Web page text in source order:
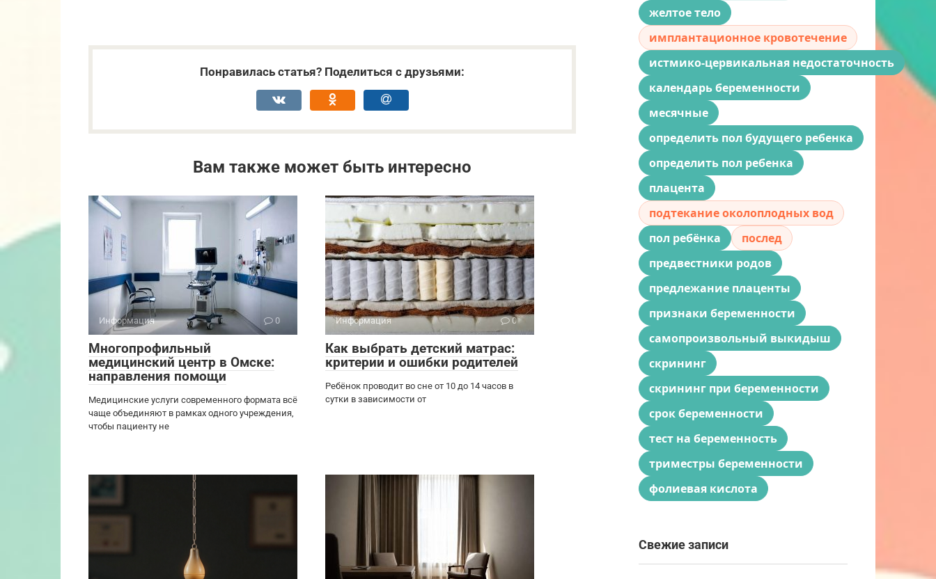
Понравилась статья? Поделиться с друзьями:
Вам также может быть интересно
Информация 0
Многопрофильный
медицинский центр в Омске:
направления помощи
Медицинские услуги современного формата всё
чаще объединяют в рамках одного учреждения,
чтобы пациенту не
Информация 0
Как выбрать детский матрас:
критерии и ошибки родителей
Ребёнок проводит во сне от 10 до 14 часов в
сутки в зависимости от
желтое тело
имплантационное кровотечение
истмико-цервикальная недостаточность
календарь беременности
месячные
определить пол будущего ребенка
определить пол ребенка
плацента
подтекание околоплодных вод
пол ребёнка
послед
предвестники родов
предлежание плаценты
признаки беременности
самопроизвольный выкидыш
скрининг
скрининг при беременности
срок беременности
тест на беременность
триместры беременности
фолиевая кислота
Свежие записи